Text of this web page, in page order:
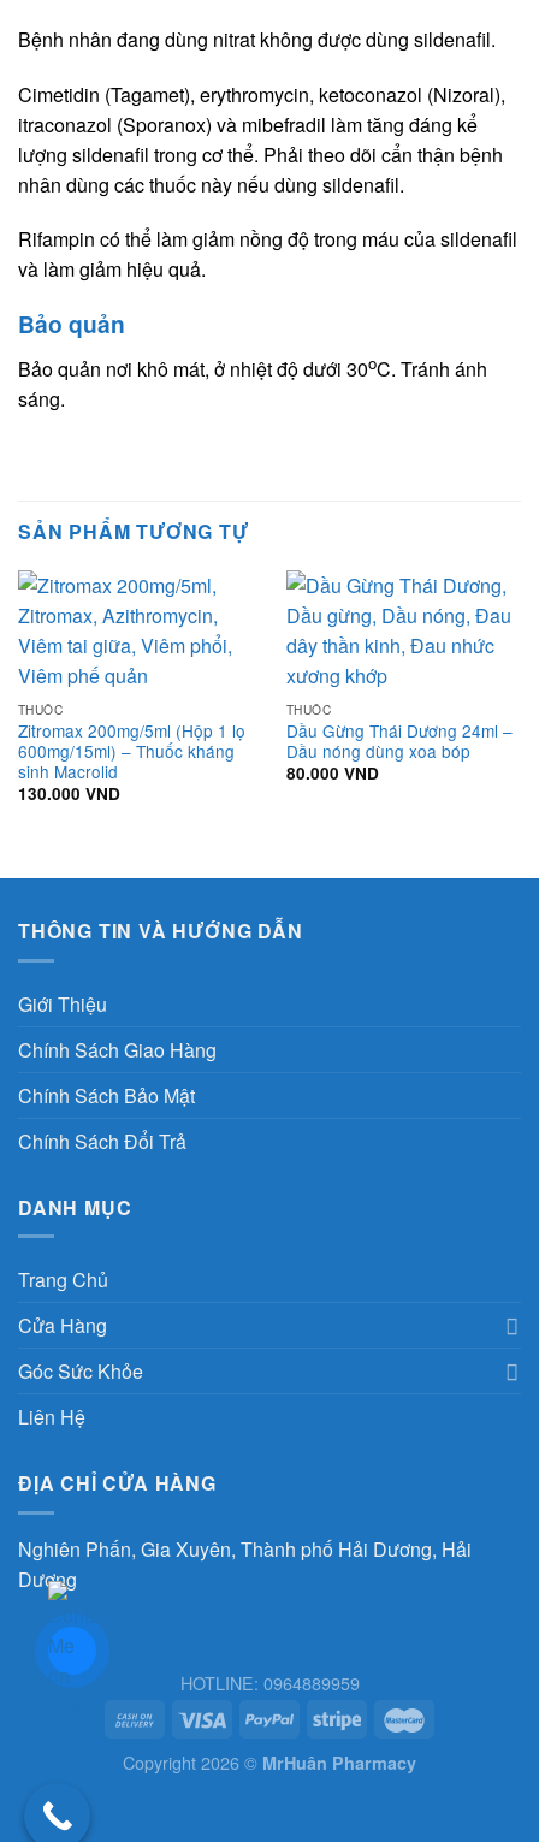
Bệnh nhân đang dùng nitrat không được dùng sildenafil.
Cimetidin (Tagamet), erythromycin, ketoconazol (Nizoral),
itraconazol (Sporanox) và mibefradil làm tăng đáng kể
lượng sildenafil trong cơ thể. Phải theo dõi cẩn thận bệnh
nhân dùng các thuốc này nếu dùng sildenafil.
Rifampin có thể làm giảm nồng độ trong máu của sildenafil
và làm giảm hiệu quả.
Bảo quản
Bảo quản nơi khô mát, ở nhiệt độ dưới 30oC. Tránh ánh
sáng.
SẢN PHẨM TƯƠNG TỰ
THUỐC
Zitromax 200mg/5ml (Hộp 1 lọ
600mg/15ml) – Thuốc kháng
sinh Macrolid
130.000 VND
THUỐC
Dầu Gừng Thái Dương 24ml –
Dầu nóng dùng xoa bóp
80.000 VND
THÔNG TIN VÀ HƯỚNG DẪN
Giới Thiệu
Chính Sách Giao Hàng
Chính Sách Bảo Mật
Chính Sách Đổi Trả
DANH MỤC
Trang Chủ
Cửa Hàng
Góc Sức Khỏe
Liên Hệ
ĐỊA CHỈ CỬA HÀNG
Nghiên Phấn, Gia Xuyên, Thành phố Hải Dương, Hải
Dương
HOTLINE: 0964889959
Copyright 2026 © MrHuân Pharmacy